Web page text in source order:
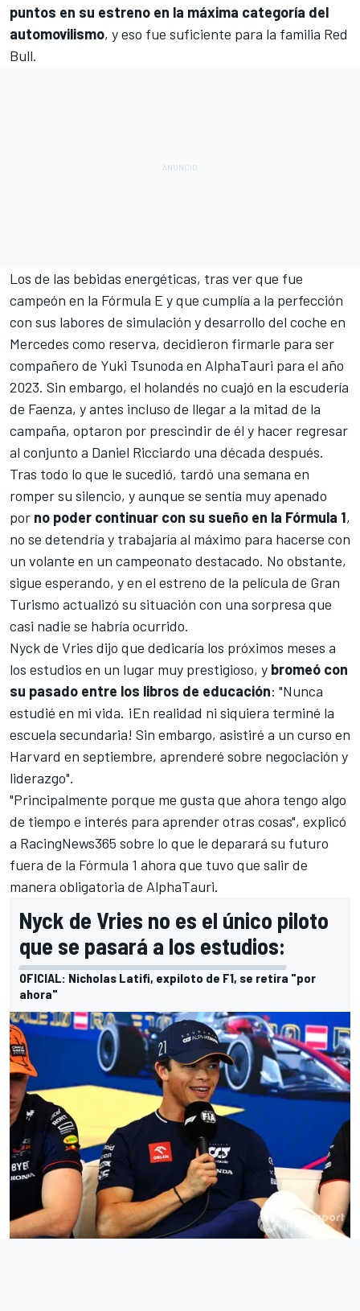
puntos en su estreno en la máxima categoría del
automovilismo, y eso fue suficiente para la familia Red
Bull.
Los de las bebidas energéticas, tras ver que fue
campeón en la Fórmula E y que cumplía a la perfección
con sus labores de simulación y desarrollo del coche en
Mercedes como reserva, decidieron firmarle para ser
compañero de Yuki Tsunoda en AlphaTauri para el año
2023. Sin embargo, el holandés no cuajó en la escudería
de Faenza, y antes incluso de llegar a la mitad de la
campaña, optaron por prescindir de él y hacer regresar
al conjunto a Daniel Ricciardo una década después.
Tras todo lo que le sucedió, tardó una semana en
romper su silencio, y aunque se sentía muy apenado
por no poder continuar con su sueño en la Fórmula 1,
no se detendría y trabajaría al máximo para hacerse con
un volante en un campeonato destacado. No obstante,
sigue esperando, y en el estreno de la película de Gran
Turismo actualizó su situación con una sorpresa que
casi nadie se habría ocurrido.
Nyck de Vries dijo que dedicaría los próximos meses a
los estudios en un lugar muy prestigioso, y bromeó con
su pasado entre los libros de educación: "Nunca
estudié en mi vida. ¡En realidad ni siquiera terminé la
escuela secundaria! Sin embargo, asistiré a un curso en
Harvard en septiembre, aprenderé sobre negociación y
liderazgo".
"Principalmente porque me gusta que ahora tengo algo
de tiempo e interés para aprender otras cosas", explicó
a RacingNews365 sobre lo que le deparará su futuro
fuera de la Fórmula 1 ahora que tuvo que salir de
manera obligatoria de AlphaTauri.
Nyck de Vries no es el único piloto
que se pasará a los estudios:
OFICIAL: Nicholas Latifi, expiloto de F1, se retira "por
ahora"